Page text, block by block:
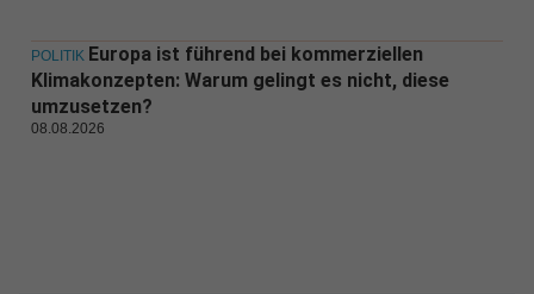
POLITIK Europa ist führend bei kommerziellen
Klimakonzepten: Warum gelingt es nicht, diese
umzusetzen?
08.08.2026